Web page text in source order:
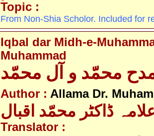
Topic :
From Non-Shia Scholor. Included for
Iqbal dar Midh-e-
Muhammad
Author : Allama Dr.
ڈاکٹر محمّد اقبال
Translator :